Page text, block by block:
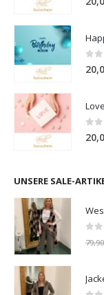
0
Love
0
UNSERE SALE-
79,90